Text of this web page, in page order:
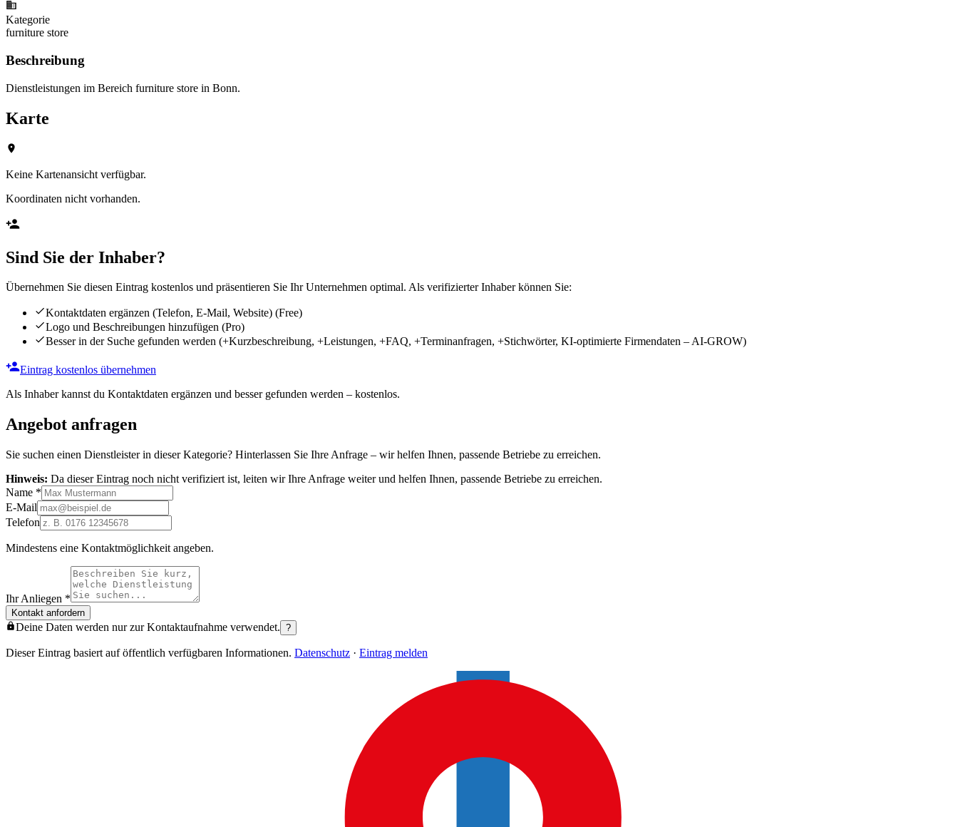
Kategorie
furniture store
Beschreibung
Dienstleistungen im Bereich furniture store in Bonn.
Karte
Keine Kartenansicht verfügbar.
Koordinaten nicht vorhanden.
Sind Sie der Inhaber?
Übernehmen Sie diesen Eintrag kostenlos und präsentieren Sie Ihr Unternehmen optimal. Als verifizierter Inhaber können Sie:
Kontaktdaten ergänzen (Telefon, E-Mail, Website) (Free)
Logo und Beschreibungen hinzufügen (Pro)
Besser in der Suche gefunden werden (+Kurzbeschreibung, +Leistungen, +FAQ, +Terminanfragen, +Stichwörter, KI-optimierte Firmendaten – AI-GROW)
Eintrag kostenlos übernehmen
Als Inhaber kannst du Kontaktdaten ergänzen und besser gefunden werden – kostenlos.
Angebot anfragen
Sie suchen einen Dienstleister in dieser Kategorie? Hinterlassen Sie Ihre Anfrage – wir helfen Ihnen, passende Betriebe zu erreichen.
Hinweis: Da dieser Eintrag noch nicht verifiziert ist, leiten wir Ihre Anfrage weiter und helfen Ihnen, passende Betriebe zu erreichen.
Name *
E-Mail
Telefon
Mindestens eine Kontaktmöglichkeit angeben.
Ihr Anliegen *
Kontakt anfordern
Deine Daten werden nur zur Kontaktaufnahme verwendet. ?
Dieser Eintrag basiert auf öffentlich verfügbaren Informationen. Datenschutz · Eintrag melden